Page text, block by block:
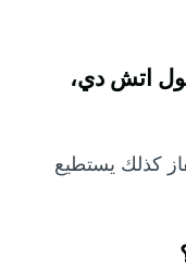
اتش دي،
كذلك يستطيع